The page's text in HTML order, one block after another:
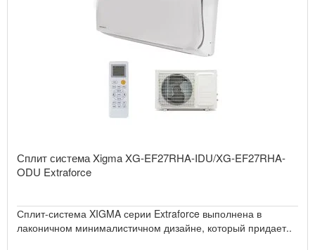
Сплит система Xigma XG-EF27RHA-IDU/XG-EF27RHA-
ODU Extraforce
Сплит-система XIGMA серии Extraforce выполнена в
лаконичном минималистичном дизайне, который придает..